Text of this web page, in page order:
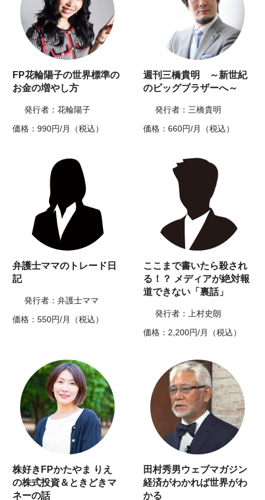
FP花輪陽子の世界標準の
お金の増やし方
発行者：花輪陽子
価格：990円/月（税込）
週刊三橋貴明 ～新世紀
のビッグブラザーへ～
発行者：三橋貴明
価格：660円/月（税込）
弁護士ママのトレード日
記
発行者：弁護士ママ
価格：550円/月（税込）
ここまで書いたら殺され
る！？ メディアが絶対報
道できない「裏話」
発行者：上村史朗
価格：2,200円/月（税込）
株好きFPかたやま りえ
の株式投資＆ときどきマ
ネーの話
田村秀男ウェブマガジン
経済がわかれば世界がわ
かる